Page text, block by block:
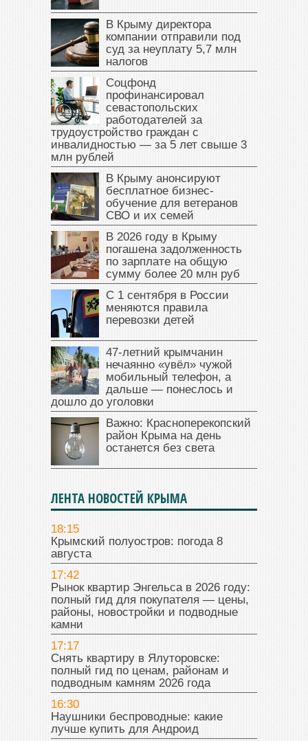
В Крыму директора
компании отправили под
суд за неуплату 5,7 млн
налогов
Соцфонд
профинансировал
севастопольских
работодателей за
трудоустройство граждан с
инвалидностью — за 5 лет свыше 3
млн рублей
В Крыму анонсируют
бесплатное бизнес-
обучение для ветеранов
СВО и их семей
В 2026 году в Крыму
погашена задолженность
по зарплате на общую
сумму более 20 млн руб
С 1 сентября в России
меняются правила
перевозки детей
47‑летний крымчанин
нечаянно «увёл» чужой
мобильный телефон, а
дальше — понеслось и
дошло до уголовки
Важно: Красноперекопский
район Крыма на день
останется без света
ЛЕНТА НОВОСТЕЙ КРЫМА
18:15
Крымский полуостров: погода 8
августа
17:42
Рынок квартир Энгельса в 2026 году:
полный гид для покупателя — цены,
районы, новостройки и подводные
камни
17:17
Снять квартиру в Ялуторовске:
полный гид по ценам, районам и
подводным камням 2026 года
16:30
Наушники беспроводные: какие
лучше купить для Андроид